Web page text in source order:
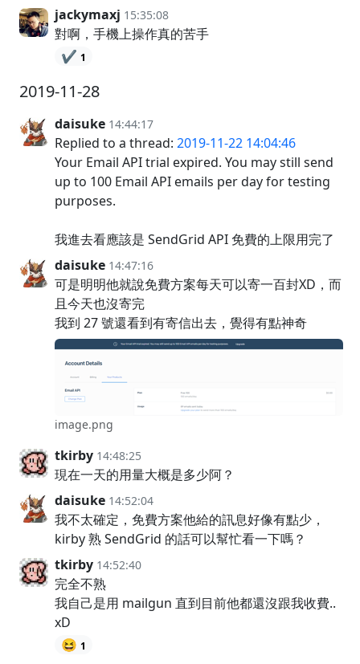
jackymaxj 15:35:08
對啊，手機上操作真的苦手
✔️ 1
2019-11-28
daisuke 14:44:17
Replied to a thread: 2019-11-22 14:04:46
Your Email API trial expired. You may still send
up to 100 Email API emails per day for testing
purposes.
我進去看應該是 SendGrid API 免費的上限用完了
daisuke 14:47:16
可是明明他就說免費方案每天可以寄一百封XD，而
且今天也沒寄完
我到 27 號還看到有寄信出去，覺得有點神奇
image.png
tkirby 14:48:25
現在一天的用量大概是多少阿？
daisuke 14:52:04
我不太確定，免費方案他給的訊息好像有點少，
kirby 熟 SendGrid 的話可以幫忙看一下嗎？
tkirby 14:52:40
完全不熟
我自己是用 mailgun 直到目前他都還沒跟我收費..
xD
😆 1